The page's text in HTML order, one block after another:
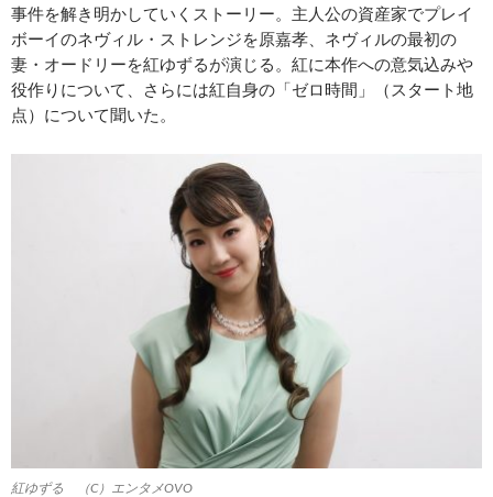
事件を解き明かしていくストーリー。主人公の資産家でプレイ
ボーイのネヴィル・ストレンジを原嘉孝、ネヴィルの最初の
妻・オードリーを紅ゆずるが演じる。紅に本作への意気込みや
役作りについて、さらには紅自身の「ゼロ時間」（スタート地
点）について聞いた。
紅ゆずる （C）エンタメOVO